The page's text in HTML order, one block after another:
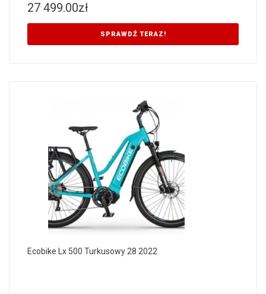
27 499.00zł
SPRAWDŹ TERAZ!
Ecobike Lx 500 Turkusowy 28 2022